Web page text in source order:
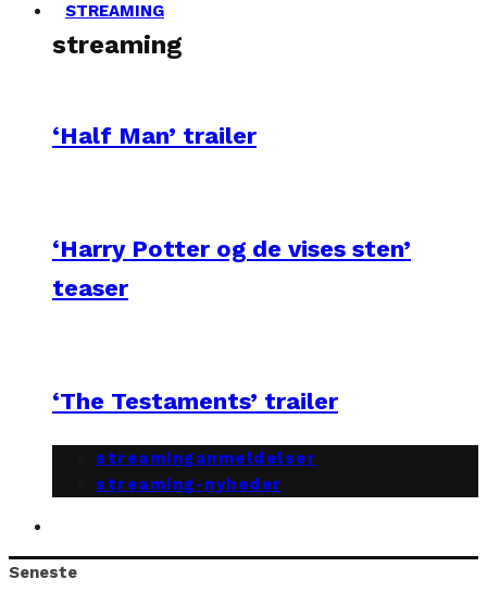
STREAMING
streaming
‘Half Man’ trailer
‘Harry Potter og de vises sten’
teaser
‘The Testaments’ trailer
streaminganmeldelser
streaming-nyheder
Seneste